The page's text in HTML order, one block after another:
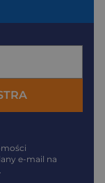
e-mail na